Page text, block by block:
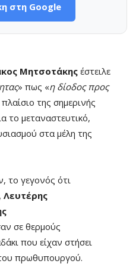
στη Google
Μητσοτάκης έστειλε
» πως «η δίοδος προς
της σημερινής
το μεταναστευτικό,
στα μέλη της
το γεγονός ότι
, Λευτέρης
σε θερμούς
που είχαν στήσει
πρωθυπουργού.